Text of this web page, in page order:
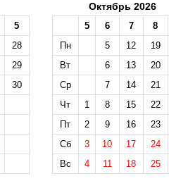
5
28
29
30
Октябрь 2026
5 6 7
8
Пн
5 12
19
Вт
6 13
20
Ср
7 14
21
Чт
1 8 15
22
Пт
2 9 16
23
Сб
3 10 17
24
Вс
4 11 18 25